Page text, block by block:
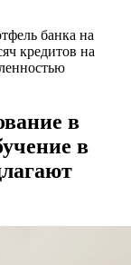
банка на
кредитов на
в
в